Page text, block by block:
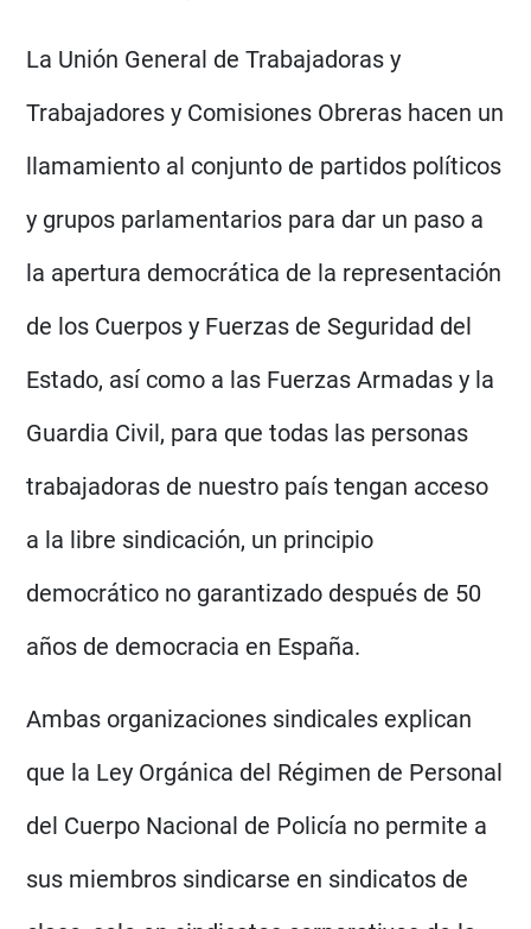
La Unión General de Trabajadoras y
Trabajadores y Comisiones Obreras hacen un
llamamiento al conjunto de partidos políticos
y grupos parlamentarios para dar un paso a
la apertura democrática de la representación
de los Cuerpos y Fuerzas de Seguridad del
Estado, así como a las Fuerzas Armadas y la
Guardia Civil, para que todas las personas
trabajadoras de nuestro país tengan acceso
a la libre sindicación, un principio
democrático no garantizado después de 50
años de democracia en España.
Ambas organizaciones sindicales explican
que la Ley Orgánica del Régimen de Personal
del Cuerpo Nacional de Policía no permite a
sus miembros sindicarse en sindicatos de